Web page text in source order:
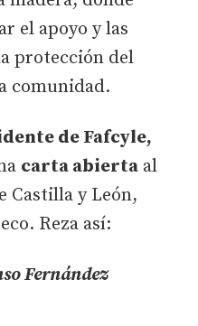
el apoyo y las
protección del
comunidad.
de Fafcyle,
carta abierta al
Castilla y León,
Reza así:
Fernández